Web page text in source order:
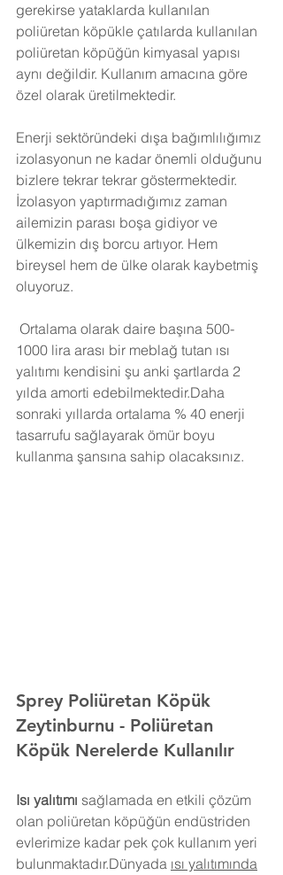
gerekirse yataklarda kullanılan
poliüretan köpükle çatılarda kullanılan
poliüretan köpüğün kimyasal yapısı
aynı değildir. Kullanım amacına göre
özel olarak üretilmektedir.
Enerji sektöründeki dışa bağımlılığımız
izolasyonun ne kadar önemli olduğunu
bizlere tekrar tekrar göstermektedir.
İzolasyon yaptırmadığımız zaman
ailemizin parası boşa gidiyor ve
ülkemizin dış borcu artıyor. Hem
bireysel hem de ülke olarak kaybetmiş
oluyoruz.
Ortalama olarak daire başına 500-
1000 lira arası bir meblağ tutan ısı
yalıtımı kendisini şu anki şartlarda 2
yılda amorti edebilmektedir.Daha
sonraki yıllarda ortalama % 40 enerji
tasarrufu sağlayarak ömür boyu
kullanma şansına sahip olacaksınız.
Sprey Poliüretan Köpük
Zeytinburnu - Poliüretan
Köpük Nerelerde Kullanılır
Isı yalıtımı sağlamada en etkili çözüm
olan poliüretan köpüğün endüstriden
evlerimize kadar pek çok kullanım yeri
bulunmaktadır.Dünyada ısı yalıtımında